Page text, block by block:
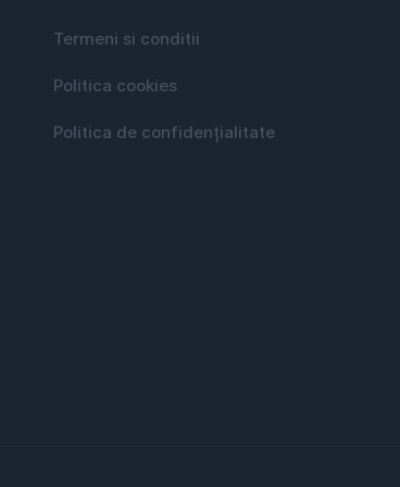
Termeni si conditii
Politica cookies
Politica de confidențialitate